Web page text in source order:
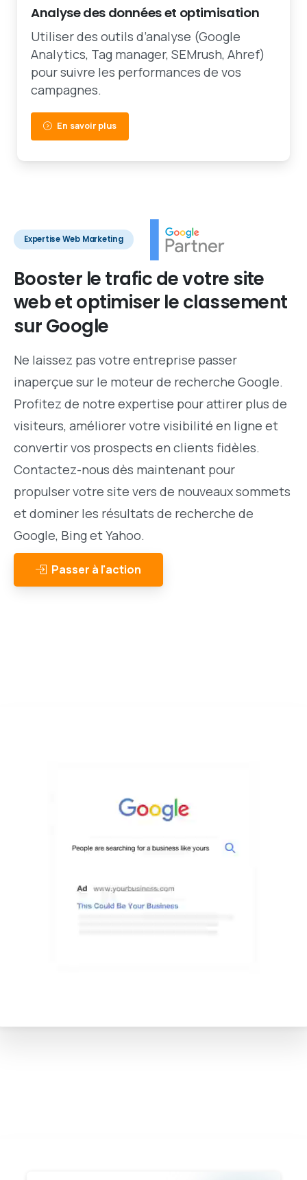
Analyse des données et optimisation
Utiliser des outils d’analyse (Google
Analytics, Tag manager, SEMrush, Ahref)
pour suivre les performances de vos
campagnes.
En savoir plus
Expertise Web Marketing
Booster letraficdevotresite
webetoptimiser leclassement
surGoogle
Ne laissez pas votre entreprise passer
inaperçue sur le moteur de recherche Google.
Profitez de notre expertise pour attirer plus de
visiteurs, améliorer votre visibilité en ligne et
convertir vos prospects en clients fidèles.
Contactez-nous dès maintenant pour
propulser votre site vers de nouveaux sommets
et dominer les résultats de recherche de
Google, Bing et Yahoo.
Passer à l'action